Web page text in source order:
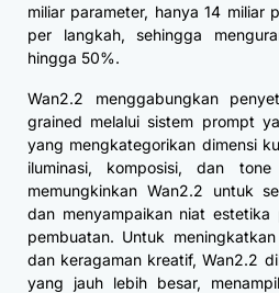
miliar parameter, hanya 14 miliar
per langkah, sehingga
hingga 50%.
Wan2.2 menggabungkan
grained melalui sistem prompt
yang mengkategorikan dimensi
iluminasi, komposisi, dan
memungkinkan Wan2.2 untuk
dan menyampaikan niat estetika
pembuatan. Untuk
dan keragaman kreatif, Wan2.2
yang jauh lebih besar,